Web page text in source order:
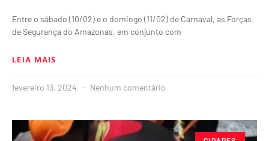
Entre o sábado (10/02) e o domingo (11/02) de Carnaval, as Forças
de Segurança do Amazonas, em conjunto com
LEIA MAIS
fevereiro 13, 2024 Nenhum comentário